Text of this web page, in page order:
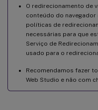
O redirecionamento de
conteúdo do
políticas de
necessárias para que
Serviço de
usado para o
Recomendamos fazer
Web Studio e não com